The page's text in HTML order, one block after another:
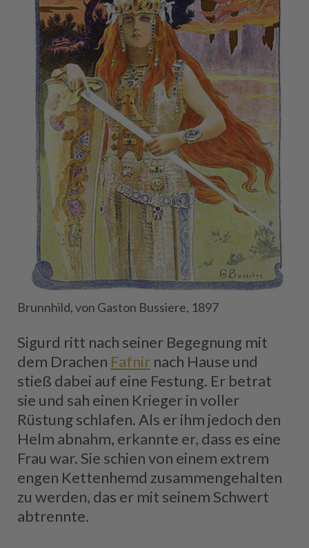
Brunnhild, von Gaston Bussiere, 1897
Sigurd ritt nach seiner Begegnung mit
dem Drachen Fafnir nach Hause und
stieß dabei auf eine Festung. Er betrat
sie und sah einen Krieger in voller
Rüstung schlafen. Als er ihm jedoch den
Helm abnahm, erkannte er, dass es eine
Frau war. Sie schien von einem extrem
engen Kettenhemd zusammengehalten
zu werden, das er mit seinem Schwert
abtrennte.